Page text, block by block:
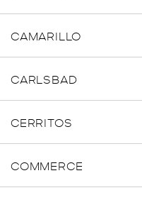
CAMARILLO
CARLSBAD
CERRITOS
COMMERCE